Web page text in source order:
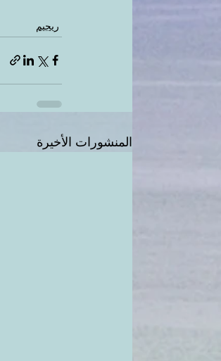
ريجيم
المنشورات الأخيرة